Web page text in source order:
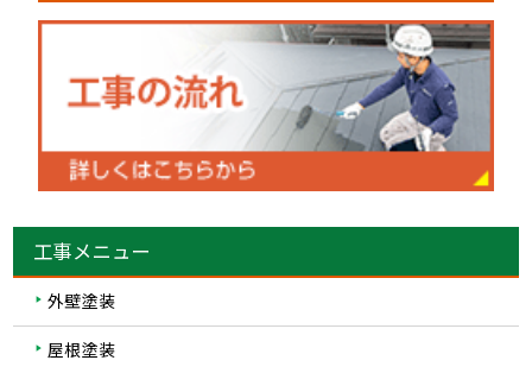
工事メニュー
外壁塗装
屋根塗装